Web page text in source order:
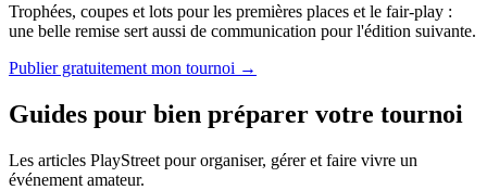
Trophées, coupes et lots pour les premières places et le fair-play :
une belle remise sert aussi de communication pour l'édition suivante.
Publier gratuitement mon tournoi →
Guides pour bien préparer votre tournoi
Les articles PlayStreet pour organiser, gérer et faire vivre un
événement amateur.